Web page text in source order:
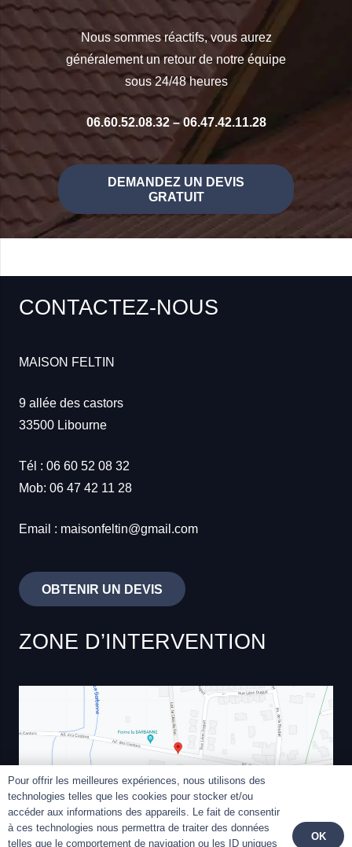
Nous sommes réactifs, vous aurez
généralement un retour de notre équipe
sous 24/48 heures
06.60.52.08.32–06.47.42.11.28
DEMANDEZ UN DEVIS
GRATUIT
CONTACTEZ-NOUS
MAISON FELTIN
9 allée des castors
33500 Libourne
Tél : 06 60 52 08 32
Mob: 06 47 42 11 28
Email : maisonfeltin@gmail.com
OBTENIR UN DEVIS
ZONE D’INTERVENTION
Pour offrir les meilleures expériences, nous utilisons des
technologies telles que les cookies pour stocker et/ou
accéder aux informations des appareils. Le fait de consentir
à ces technologies nous permettra de traiter des données
telles que le comportement de navigation ou les ID uniques
OK